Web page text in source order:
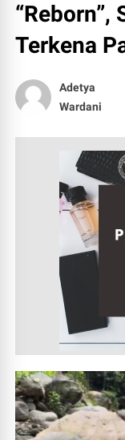
“Reborn”,
Terkena
Adetya
Wardani